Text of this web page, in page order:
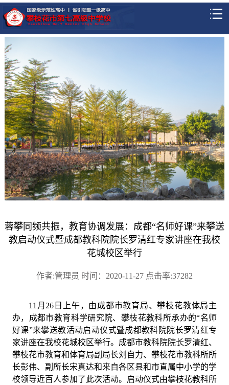
蓉攀同频共振，教育协调发展：成都“名师好课”来攀送
教启动仪式暨成都教科院院长罗清红专家讲座在我校
花城校区举行
作者:管理员 时间：2020-11-27 点击率:37282
11月26日 上午，由成都市教育局、攀枝花教体局主
办，成都市教育科学研究院、攀枝花教科所承办的“名师
好课”来攀送教活动启动仪式暨成都教科院院长罗清红专
家讲座在我校花城校区举行。 成都市教科院院长罗清红、
攀枝花市教育和体育局副局长刘自力、攀枝花市教科所所
长彭伟、副所长宋真达和来自各区县和市直属中小学的学
校领导近百人参加了此次活动。 启动仪式由攀枝花教科所